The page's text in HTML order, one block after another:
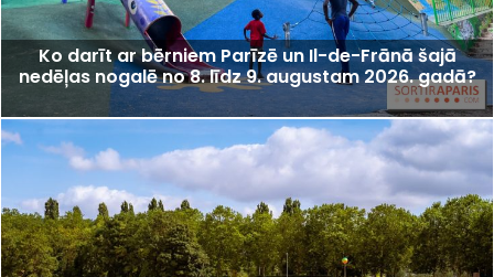
Ko darīt ar bērniem Parīzē un Il-de-Frānā šajā
nedēļas nogalē no 8. līdz 9. augustam 2026. gadā?